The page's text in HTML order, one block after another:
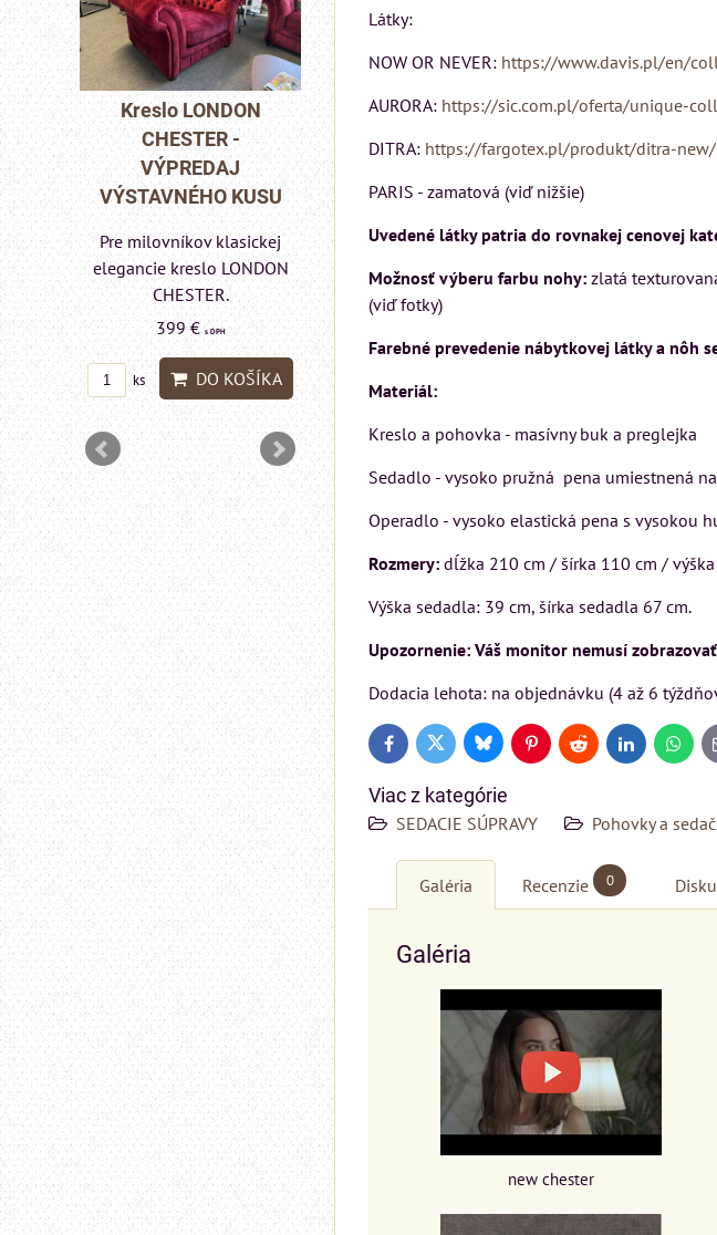
Látky:
NOW OR NEVER: https://www.davis.pl/en/
AURORA: https://sic.com.pl/oferta/unique-
DITRA: https://fargotex.pl/produkt/ditra-new/
PARIS - zamatová (viď nižšie)
Uvedené látky patria do rovnakej cenovej
Možnosť výberu farbu nohy: zlatá
(viď fotky)
Farebné prevedenie nábytkovej látky a nôh
Materiál:
Kreslo a pohovka - masívny buk a preglejka
Sedadlo - vysoko pružná pena umiestnená
Operadlo - vysoko elastická pena s vysokou
Rozmery: dĺžka 210 cm / šírka 110 cm /
Výška sedadla: 39 cm, šírka sedadla 67 cm.
Upozornenie: Váš monitor nemusí
Dodacia lehota: na objednávku (4 až 6
FacebookTwitter BlueskyPinterestReddit LinkedIn
Viac z kategórie
SEDACIE SÚPRAVY Pohovky a
Galéria Recenzie 0
Galéria
new chester
-
MIZAR - talianský
matrac 175x200 cm
Matrac MIZAR od
talianskeho systému
Rinaldi Bed System
ponúka...
699 € s DPH
ks DO KOŠÍKA
Pohovka LONDON
CHESTER -
VÝSTAVNÉHO KUSU
Pre milovníkov klasickej
elegancie kreslo a
pohovka LONDON
CHESTER.
599 €
DO KOŠÍKA
Kreslo
CHESTER -
VÝSTAVNÉHO
Pre milovníkov
elegancie kreslo